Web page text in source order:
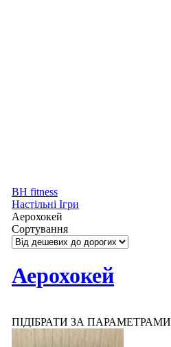
BH fitness
Настільні Ігри
Аерохокей
Сортування
Аерохокей
ПІДІБРАТИ ЗА ПАРАМЕТРАМИ